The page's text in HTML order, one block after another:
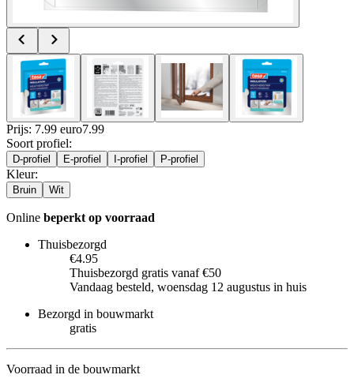
Prijs: 7.99 euro7.99
Soort profiel:
D-profiel E-profiel I-profiel P-profiel
Kleur:
Bruin Wit
Online beperkt op voorraad
Thuisbezorgd
€4.95
Thuisbezorgd gratis vanaf €50
Vandaag besteld, woensdag 12 augustus in huis
Bezorgd in bouwmarkt
gratis
Voorraad in de bouwmarkt